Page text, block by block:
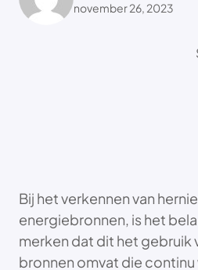
november 26, 2023
Bij het verkennen van
energiebronnen, is het
merken dat dit het gebruik
bronnen omvat die